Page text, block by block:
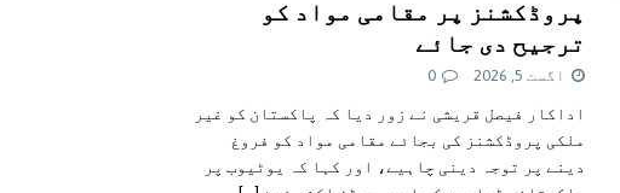
پروڈکشنز پر مقامی مواد کو
ترجیح دی جائے
اگست 5, 2026 0
اداکار فیصل قریشی نے زور دیا کہ پاکستان کو غیر
ملکی پروڈکشنز کی بجائے مقامی مواد کو فروغ
دینے پر توجہ دینی چاہیے، اور کہا کہ یوٹیوب پر